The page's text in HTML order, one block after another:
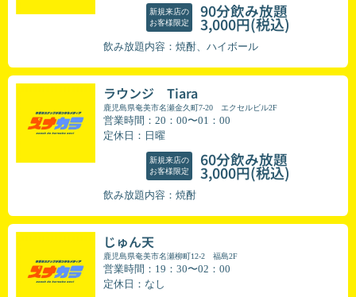
新規来店の
お客様限定
90分飲み放題
3,000円(税込)
飲み放題内容：焼酎、ハイボール
ラウンジ Tiara
鹿児島県奄美市名瀬金久町7-20 エクセルビル2F
営業時間：20：00〜01：00
定休日：日曜
新規来店の
お客様限定
60分飲み放題
3,000円(税込)
飲み放題内容：焼酎
じゅん天
鹿児島県奄美市名瀬柳町12-2 福島2F
営業時間：19：30〜02：00
定休日：なし